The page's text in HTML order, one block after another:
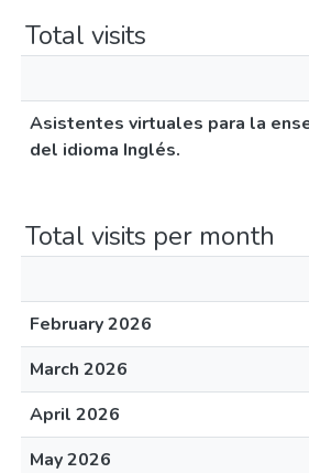
Total visits
Asistentes virtuales para la
del idioma Inglés.
Total visits per month
February 2026
March 2026
April 2026
May 2026